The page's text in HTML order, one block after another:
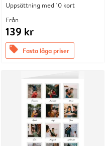
Uppsättning med 10 kort
Från
139 kr
offers Fasta låga priser